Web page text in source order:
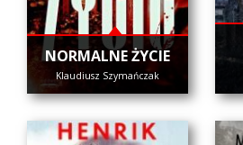
NORMALNE ŻYCIE
Klaudiusz Szymańczak